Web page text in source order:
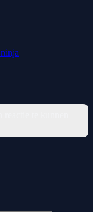
ninja